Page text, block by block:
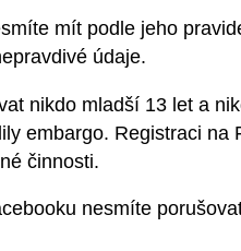
mít podle jeho
údaje.
nikdo mladší 13 let a
embargo. Registraci na
činnosti.
nesmíte